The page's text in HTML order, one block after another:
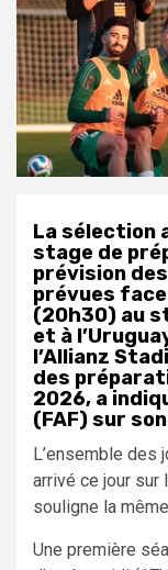
La sélection
stage de
prévision
prévues
(20h30) au
et à
l’Allianz
des
2026, a
(FAF) sur
L’ensemble des
arrivé ce jour sur
souligne la
Une première